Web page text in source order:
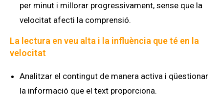
per minut i millorar progressivament, sense que la
velocitat afecti la comprensió.
La lectura en veu alta i la influència que té en la
velocitat
Analitzar el contingut de manera activa i qüestionar
la informació que el text proporciona.